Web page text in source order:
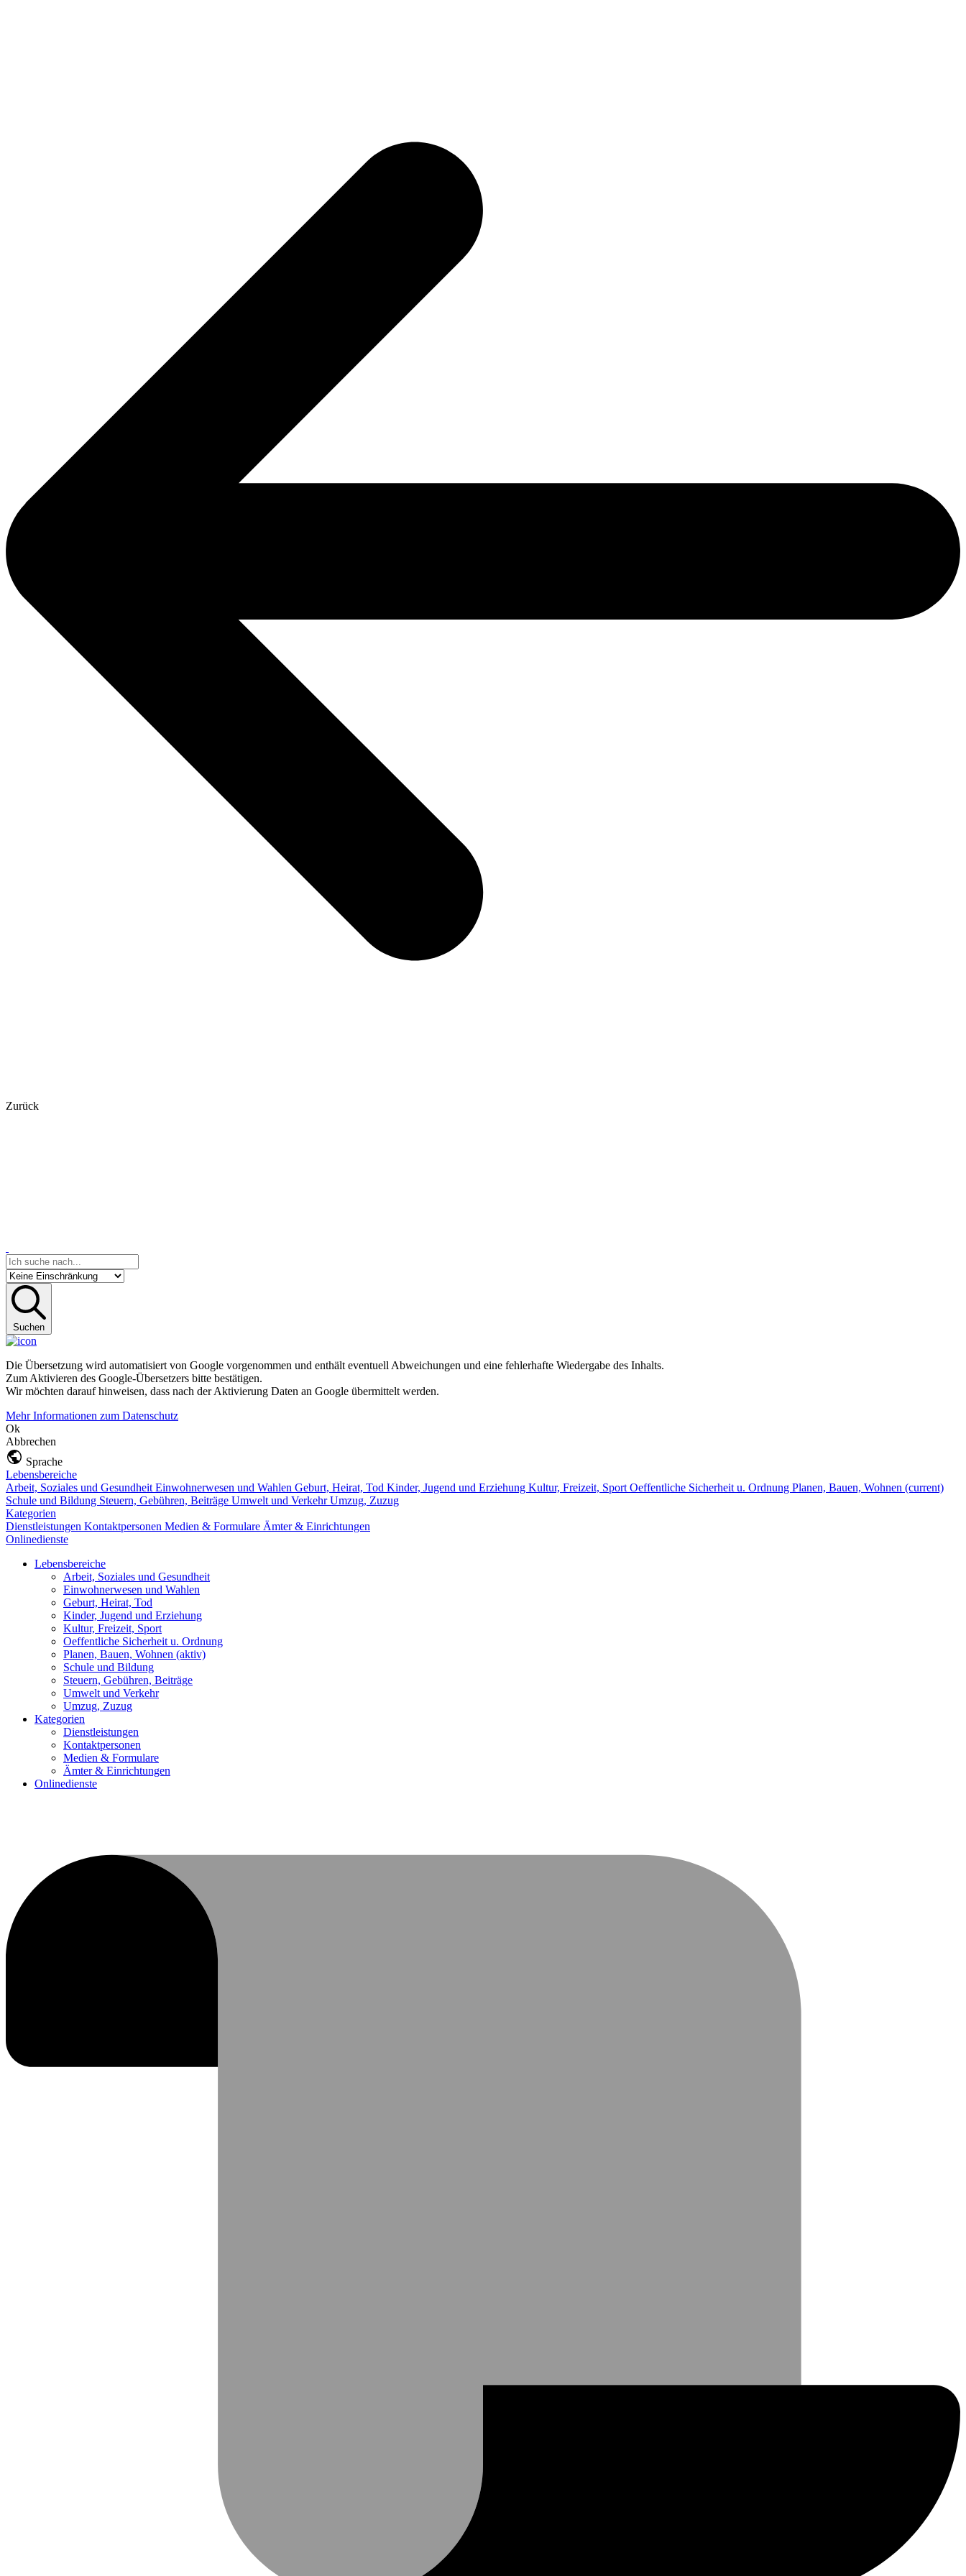
Zurück
Suchen
Die Übersetzung wird automatisiert von Google vorgenommen und enthält eventuell Abweichungen und eine fehlerhafte Wiedergabe des Inhalts.
Zum Aktivieren des Google-Übersetzers bitte bestätigen.
Wir möchten darauf hinweisen, dass nach der Aktivierung Daten an Google übermittelt werden.
Mehr Informationen zum Datenschutz
Ok
Abbrechen
Sprache
Lebensbereiche
Arbeit, Soziales und Gesundheit Einwohnerwesen und Wahlen Geburt, Heirat, Tod Kinder, Jugend und Erziehung Kultur, Freizeit, Sport Oeffentliche Sicherheit u. Ordnung Planen, Bauen, Wohnen (current)
Schule und Bildung Steuern, Gebühren, Beiträge Umwelt und VerkehrUmzug, Zuzug
Kategorien
Dienstleistungen Kontaktpersonen Medien & Formulare Ämter & Einrichtungen
Onlinedienste
Lebensbereiche
Arbeit, Soziales und Gesundheit
Einwohnerwesen und Wahlen
Geburt, Heirat, Tod
Kinder, Jugend und Erziehung
Kultur, Freizeit, Sport
Oeffentliche Sicherheit u. Ordnung
Planen, Bauen, Wohnen (aktiv)
Schule und Bildung
Steuern, Gebühren, Beiträge
Umwelt und Verkehr
Umzug, Zuzug
Kategorien
Dienstleistungen
Kontaktpersonen
Medien & Formulare
Ämter & Einrichtungen
Onlinedienste